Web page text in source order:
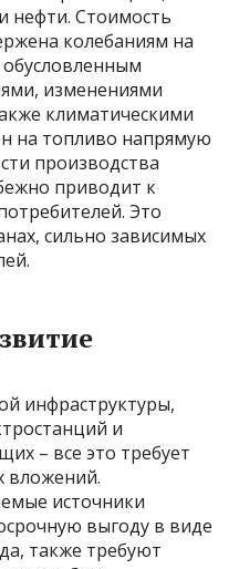
нефти. Стоимость
колебаниям на
изменениями
климатическими
на топливо напрямую
производства
приводит к
Это
сильно зависимых
инфраструктуры,
и
– все это требует
вложений.
источники
выгоду в виде
также требуют